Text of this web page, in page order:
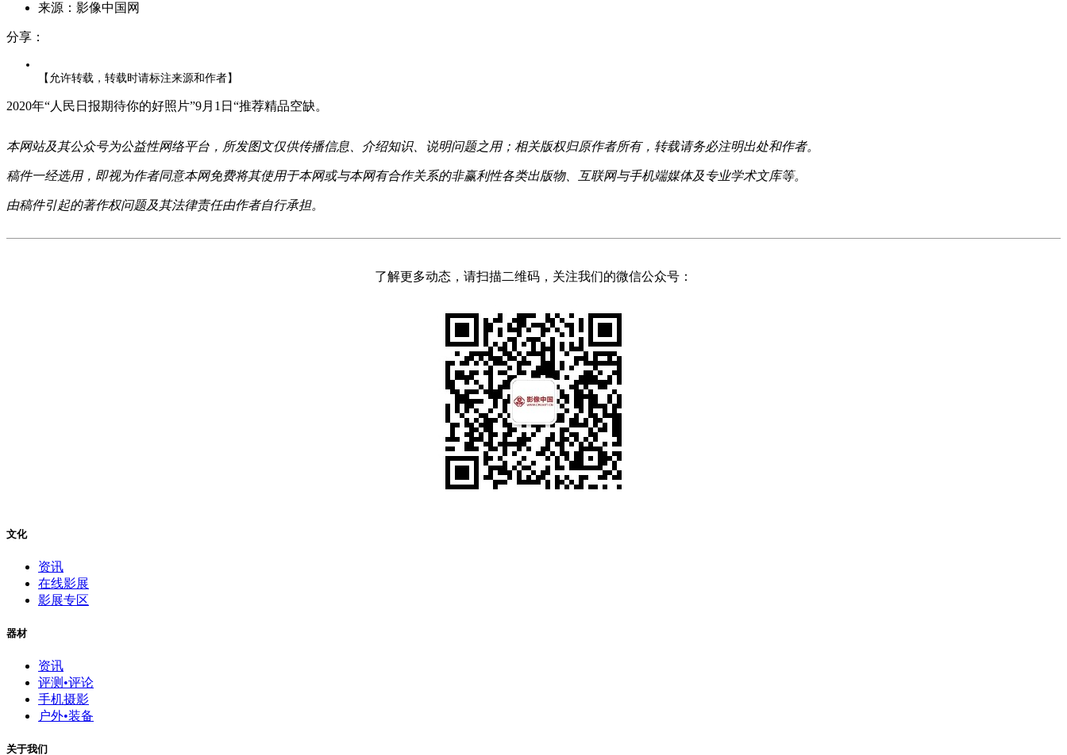
来源：影像中国网
分享：
【允许转载，转载时请标注来源和作者】
2020年“人民日报期待你的好照片”9月1日“推荐精品空缺。
本网站及其公众号为公益性网络平台，所发图文仅供传播信息、介绍知识、说明问题之用；相关版权归原作者所有，转载请务必注明出处和作者。
稿件一经选用，即视为作者同意本网免费将其使用于本网或与本网有合作关系的非赢利性各类出版物、互联网与手机端媒体及专业学术文库等。
由稿件引起的著作权问题及其法律责任由作者自行承担。
了解更多动态，请扫描二维码，关注我们的微信公众号：
文化
资讯
在线影展
影展专区
器材
资讯
评测•评论
手机摄影
户外•装备
关于我们